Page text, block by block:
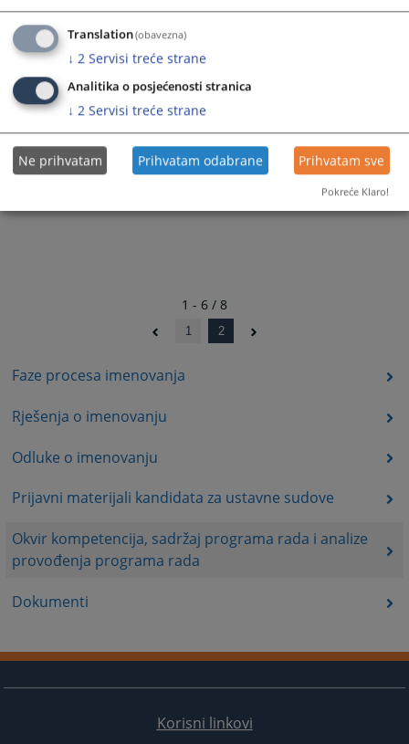
Faze procesa imenovanja
Rješenja o imenovanju
Odluke o imenovanju
Prijavni materijali kandidata za ustavne sudove
Okvir kompetencija, sadržaj programa rada i analize
provođenja programa rada
Dokumenti
glavnog tužioca Tužilaštva BiH Gordane
Tadić
30.01.2019.
1 - 6 / 8
1 2
Korisni linkovi
Translation(obavezna)
↓ 2 Servisi treće strane
Analitika o posjećenosti stranica
↓ 2 Servisi treće strane
Ne prihvatam Prihvatam odabrane Prihvatam sve
Pokreće Klaro!